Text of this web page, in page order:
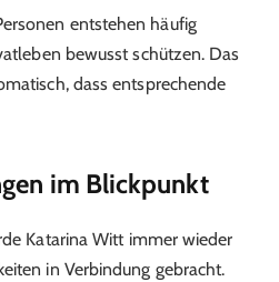
entstehen häufig
bewusst schützen. Das
dass entsprechende
im Blickpunkt
Katarina Witt immer wieder
in Verbindung gebracht.